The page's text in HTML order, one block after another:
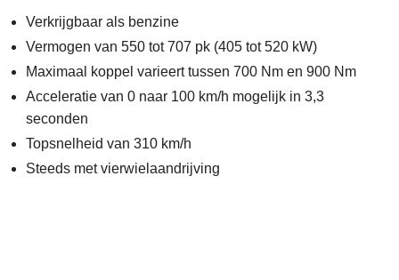
Verkrijgbaar als benzine
Vermogen van 550 tot 707 pk (405 tot 520 kW)
Maximaal koppel varieert tussen 700 Nm en 900 Nm
Acceleratie van 0 naar 100 km/h mogelijk in 3,3
seconden
Topsnelheid van 310 km/h
Steeds met vierwielaandrijving